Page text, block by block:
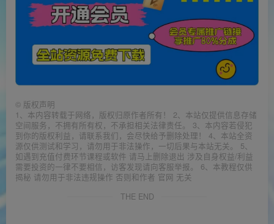
© 版权声明
1、本内容转载于网络，版权归原作者所有！ 2、本站仅提供信息存储
空间服务，不拥有所有权，不承担相关法律责任。 3、本内容若侵犯
到你的版权利益，请联系我们，会尽快给予删除处理！ 4、本站全资
源仅供测试和学习，请勿用于非法操作，一切后果与本站无关。 5、
如遇到充值付费环节课程或软件 请马上删除退出 涉及自身权益/利益
需要投资的一律不要相信，访客发现请向客服举报。 6、本教程仅供
揭秘 请勿用于非法违规操作 否则和作者 官网 无关
THE END